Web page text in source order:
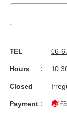
TEL 06-
Hours
Closed
Payment